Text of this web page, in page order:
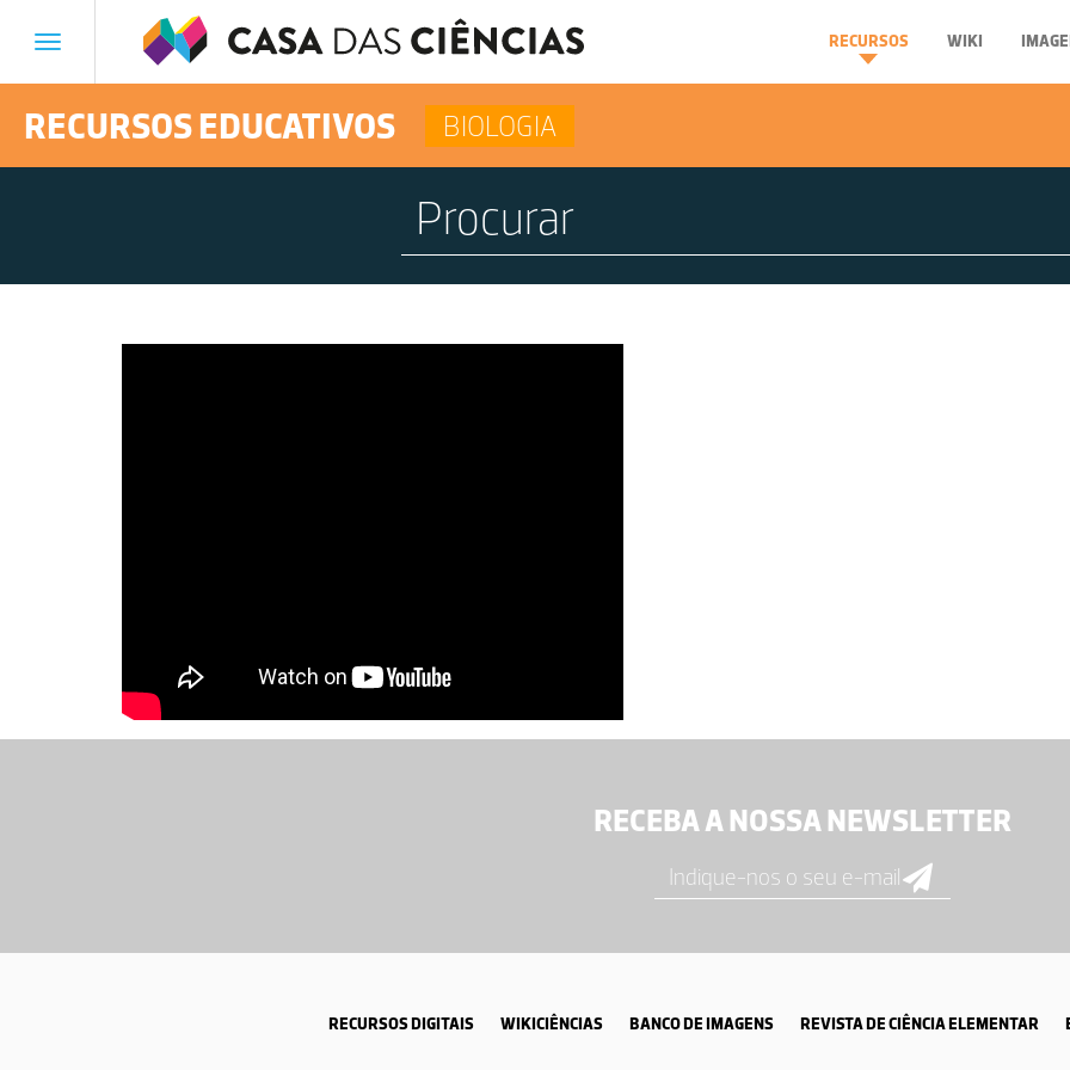
Toggle
RECURSOS WIKI
RECURSOS EDUCATIVOS BIOLOGIA
RECEBA A NOSSA NEWSLETTER
RECURSOS DIGITAIS WIKICIÊNCIAS BANCO DE IMAGENS REVISTA DE CIÊNCIA ELEMENTAR